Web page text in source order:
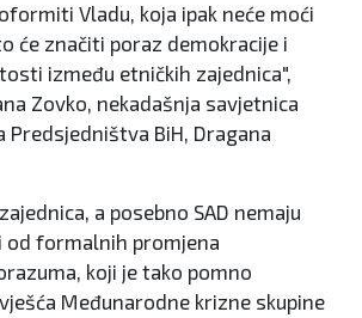
Vladu, koja ipak neće moći
će značiti poraz demokracije i
između etničkih zajednica",
Zovko, nekadašnja savjetnica
Predsjedništva BiH, Dragana
a posebno SAD nemaju
od formalnih promjena
koji je tako pomno
Međunarodne krizne skupine